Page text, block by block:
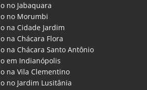
no Jabaquara
no Morumbi
na Cidade Jardim
na Chácara Flora
na Chácara Santo Antônio
em Indianópolis
na Vila Clementino
no Jardim Lusitânia